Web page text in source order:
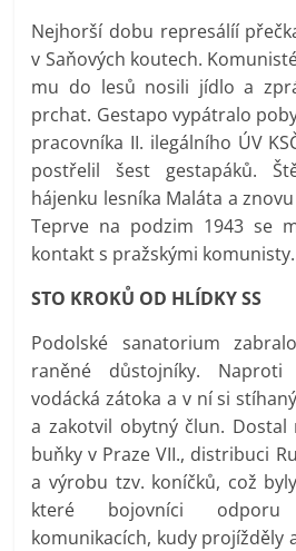
Nejhorší dobu represálíí
v Saňových koutech.
mu do lesů nosili jídlo a
prchat. Gestapo vypátralo
pracovníka II. ilegálního ÚV
postřelil šest gestapáků.
hájenku lesníka Maláta a
Teprve na podzim 1943 se
kontakt s pražskými
STO KROKŮ OD HLÍDKY SS
Podolské sanatorium
raněné důstojníky.
vodácká zátoka a v ní si
a zakotvil obytný člun.
buňky v Praze VII., distribuci
a výrobu tzv. koníčků, což
které bojovníci
komunikacích, kudy projížděly